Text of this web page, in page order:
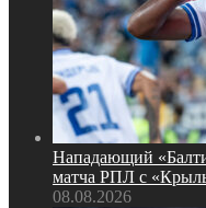
Нападающий
матча РПЛ с
08.08.2026